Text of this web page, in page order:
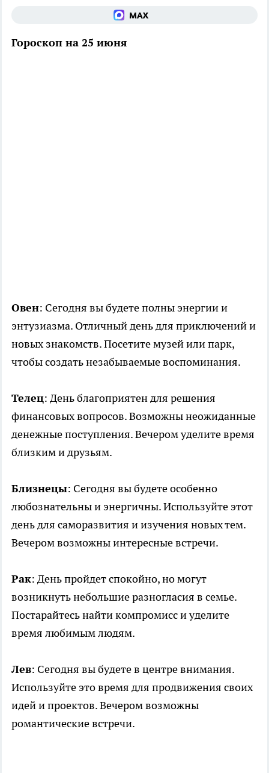
Гороскоп на 25 июня
Овен: Сегодня вы будете полны энергии и
энтузиазма. Отличный день для приключений и
новых знакомств. Посетите музей или парк,
чтобы создать незабываемые воспоминания.
Телец: День благоприятен для решения
финансовых вопросов. Возможны неожиданные
денежные поступления. Вечером уделите время
близким и друзьям.
Близнецы: Сегодня вы будете особенно
любознательны и энергичны. Используйте этот
день для саморазвития и изучения новых тем.
Вечером возможны интересные встречи.
Рак: День пройдет спокойно, но могут
возникнуть небольшие разногласия в семье.
Постарайтесь найти компромисс и уделите
время любимым людям.
Лев: Сегодня вы будете в центре внимания.
Используйте это время для продвижения своих
идей и проектов. Вечером возможны
романтические встречи.